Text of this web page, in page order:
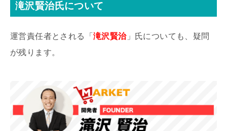
滝沢賢治氏について
運営責任者とされる「 滝沢賢治」氏についても、疑問
が残ります。